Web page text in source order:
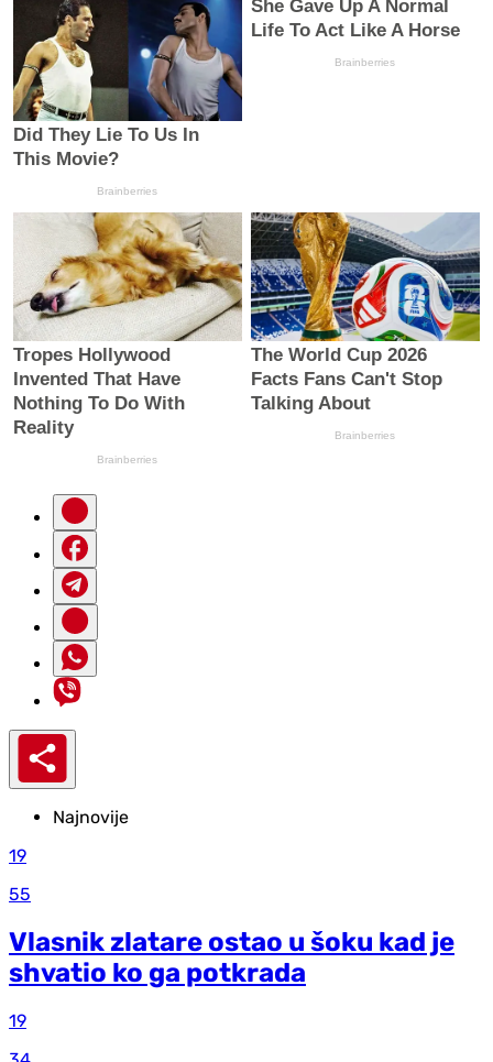
Najnovije
19
55
Vlasnik zlatare ostao u šoku kad je
shvatio ko ga potkrada
19